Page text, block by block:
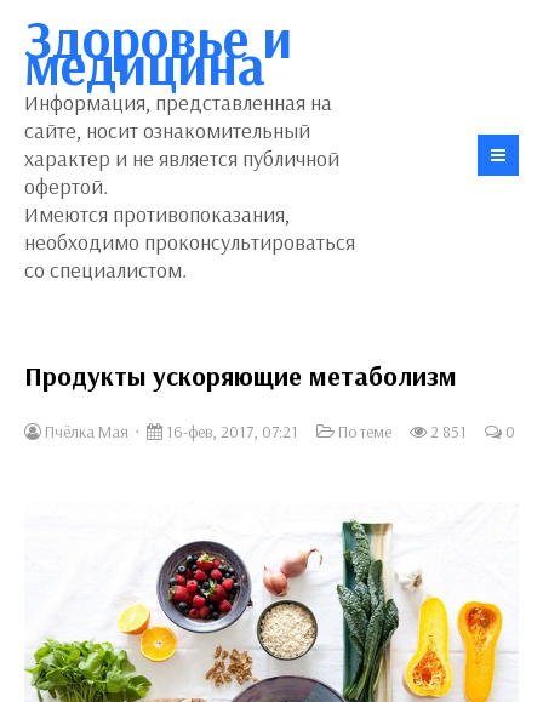
Здоровье и
медицина
Информация, представленная на
сайте, носит ознакомительный
характер и не является публичной
офертой.
Имеются противопоказания,
необходимо проконсультироваться
со специалистом.
Продукты ускоряющие метаболизм
Пчёлка Мая 16-фев, 2017, 07:21 По теме 2 851 0